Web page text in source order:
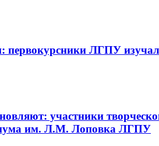
первокурсники ЛГПУ
участники
им. Л.М. Лоповка ЛГПУ